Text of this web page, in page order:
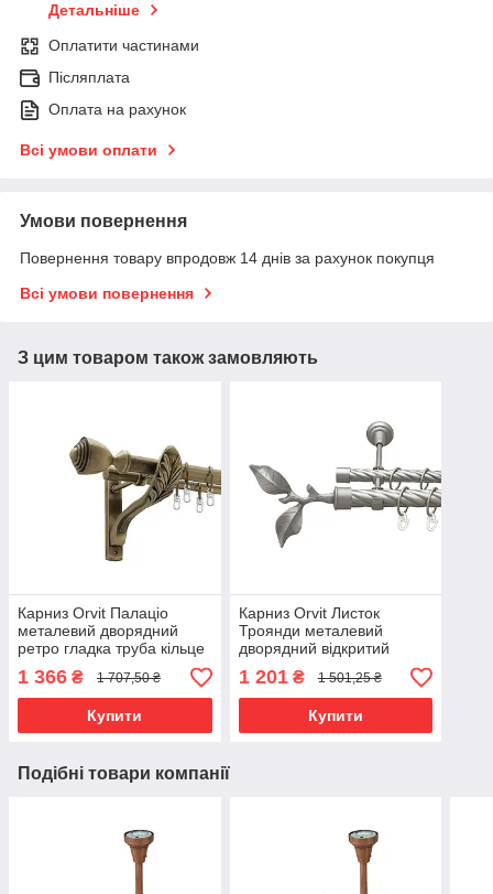
Детальніше
Оплатити частинами
Післяплата
Оплата на рахунок
Всі умови оплати
Умови повернення
Повернення товару впродовж 14 днів за рахунок покупця
Всі умови повернення
З цим товаром також замовляють
Карниз Orvit Палаціо
металевий дворядний
ретро гладка труба кільце
металеве Антик 25\19 мм
200 см (4301703)
1 366 ₴ 1 707,50 ₴
Купити
Карниз Orvit Листок
Троянди металевий
дворядний відкритий
металеве Сатин 25\19 мм
240 см (00-00023678)
1 201₴ 1 501,25 ₴
Купити
Подібні товари компанії